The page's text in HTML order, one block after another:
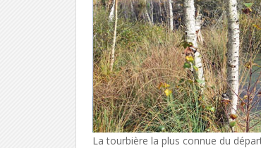
La tourbière la plus connue du